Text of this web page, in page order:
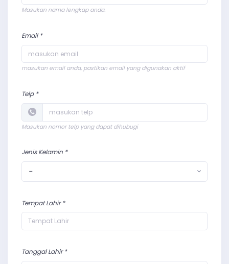
Masukan nama lengkap anda.
Email *
masukan email anda, pastikan email yang digunakan aktif
Telp *
Masukan nomor telp yang dapat dihubugi
Jenis Kelamin *
-
Tempat Lahir *
Tanggal Lahir *